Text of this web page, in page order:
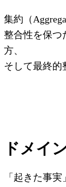
集約（
整合性を保つ
方、
そして最終的
ドメイ
「起きた事